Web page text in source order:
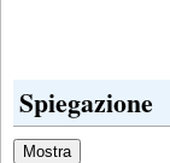
Spiegazione